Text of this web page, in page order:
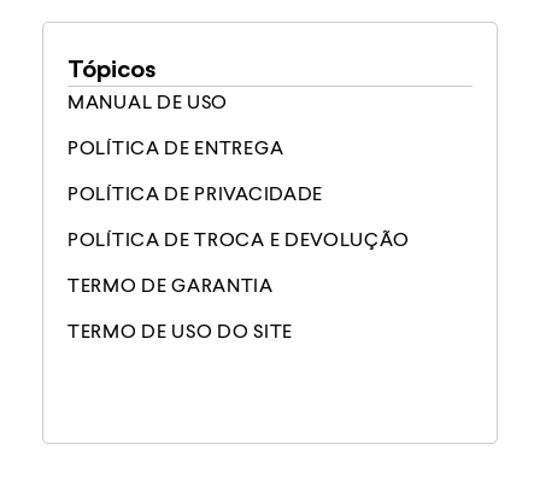
Tópicos
MANUAL DE USO
POLÍTICA DE ENTREGA
POLÍTICA DE PRIVACIDADE
POLÍTICA DE TROCA E DEVOLUÇÃO
TERMO DE GARANTIA
TERMO DE USO DO SITE